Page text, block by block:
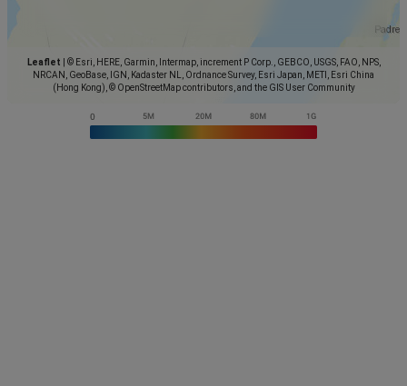
Leaflet
© Esri, HERE, Garmin, Intermap, increment P Corp., GEBCO, USGS, FAO, NPS,
NRCAN, GeoBase, IGN, Kadaster NL, Ordnance Survey, Esri Japan, METI, Esri China
(Hong Kong), © OpenStreetMap contributors, and the GIS User Community